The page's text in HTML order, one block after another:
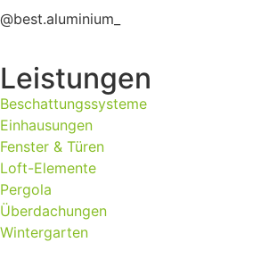
@best.aluminium_
Leistungen
Beschattungssysteme
Einhausungen
Fenster & Türen
Loft-Elemente
Pergola
Überdachungen
Wintergarten